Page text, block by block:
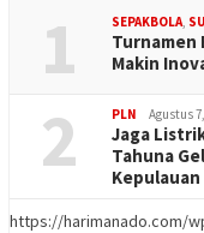
1 SEPAKBOLA
Turnamen
Makin
2 PLN Agustus
Jaga
Tahuna
https://harimanado.com/